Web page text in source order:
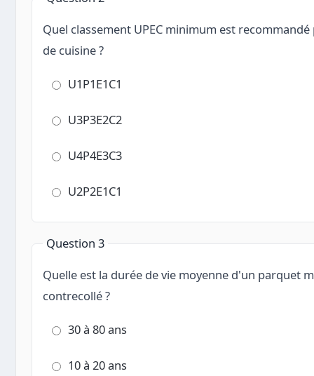
Quel classement UPEC minimum est
de cuisine ?
U1P1E1C1
U3P3E2C2
U4P4E3C3
U2P2E1C1
Question 3
Quelle est la durée de vie moyenne d'un parquet
contrecollé ?
30 à 80 ans
10 à 20 ans